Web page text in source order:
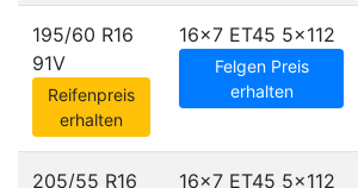
195/60 R16
91V
Reifenpreis
erhalten
16x7 ET45 5x112
Felgen Preis
erhalten
205/55 R16 16x7 ET45 5x112